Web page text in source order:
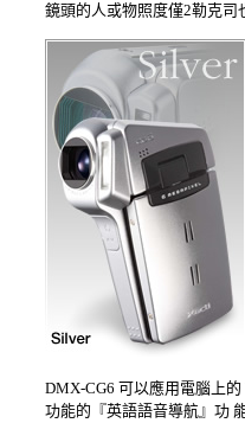
鏡頭的人或物照度僅2勒克
DMX-CG6 可以應用電腦上
功能的『英語語音導航』功